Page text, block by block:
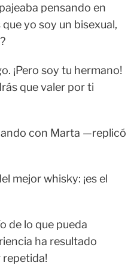
pensando en
yo soy un bisexual,
¡Pero soy tu hermano!
que valer por ti
con Marta —replicó
mejor whisky: ¡es el
de lo que pueda
ha resultado
repetida!